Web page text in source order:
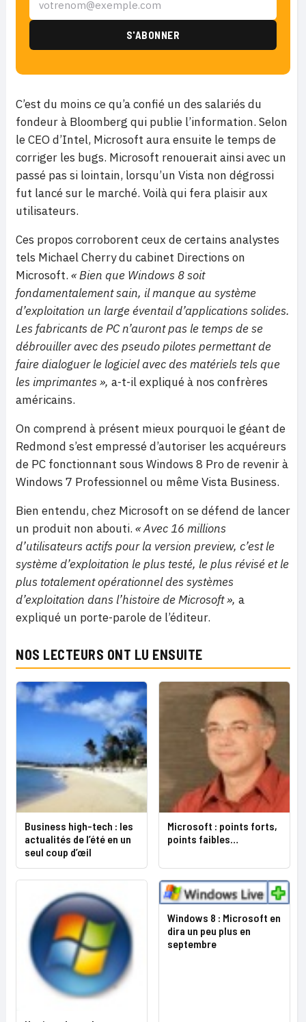
C’est du moins ce qu’a confié un des salariés du
fondeur à Bloomberg qui publie l’information. Selon
le CEO d’Intel, Microsoft aura ensuite le temps de
corriger les bugs. Microsoft renouerait ainsi avec un
passé pas si lointain, lorsqu’un Vista non dégrossi
fut lancé sur le marché. Voilà qui fera plaisir aux
utilisateurs.
Ces propos corroborent ceux de certains analystes
tels Michael Cherry du cabinet Directions on
Microsoft. « Bien que Windows 8 soit
fondamentalement sain, il manque au système
d’exploitation un large éventail d’applications solides.
Les fabricants de PC n’auront pas le temps de se
débrouiller avec des pseudo pilotes permettant de
faire dialoguer le logiciel avec des matériels tels que
les imprimantes », a-t-il expliqué à nos confrères
américains.
On comprend à présent mieux pourquoi le géant de
Redmond s’est empressé d’autoriser les acquéreurs
de PC fonctionnant sous Windows 8 Pro de revenir à
Windows 7 Professionnel ou même Vista Business.
Bien entendu, chez Microsoft on se défend de lancer
un produit non abouti. « Avec 16 millions
d’utilisateurs actifs pour la version preview, c’est le
système d’exploitation le plus testé, le plus révisé et le
plus totalement opérationnel des systèmes
d’exploitation dans l’histoire de Microsoft », a
expliqué un porte-parole de l’éditeur.
NOS LECTEURS ONT LU ENSUITE
Business high-tech : les
actualités de l’été en un
seul coup d’œil
Microsoft : points forts,
points faibles…
Windows 8 : Microsoft en
dira un peu plus en
septembre